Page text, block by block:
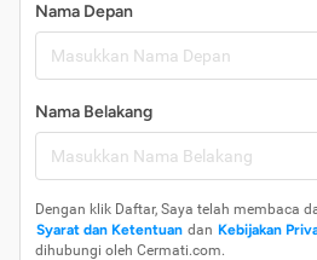
Nama Depan
Nama Belakang
Dengan klik Daftar, Saya telah membaca
Syarat dan Ketentuan dan Kebijakan
dihubungi oleh Cermati.com.